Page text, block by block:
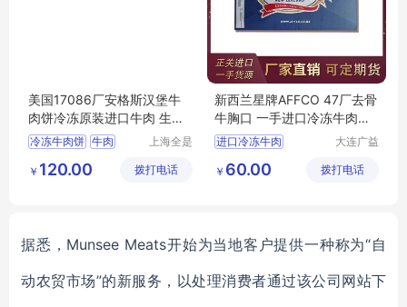
美国17086厂安格斯汉堡牛
肉饼冷冻原装进口牛肉 生牛
肉
冷冻牛肉饼 牛肉
牛肉类
上海全是
管理有限
￥ 120.00 拨打电话
新西兰星牌AFFCO 47厂去骨
牛胸口 一手进口冷冻牛肉批
发 可定期货
进口冷冻牛肉
星牌牛胸口
大连广益
公司
￥ 60.00 拨打电话
据悉， Munsee Meats开始为当地客户提供一种称为“自
动农贸市场”的新服务 ，以处理消费者通过该公司网站下